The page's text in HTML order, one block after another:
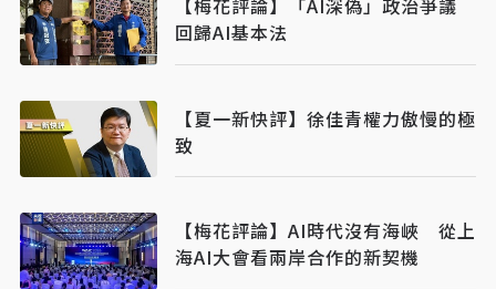
【梅花評論】「AI深偽」政治爭議
回歸AI基本法
【夏一新快評】徐佳青權力傲慢的極
致
【梅花評論】AI時代沒有海峽 從上
海AI大會看兩岸合作的新契機